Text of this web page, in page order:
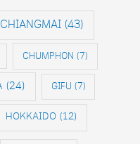
CHIANGMAI (43)
CHUMPHON (7)
(24) GIFU (7)
HOKKAIDO (12)